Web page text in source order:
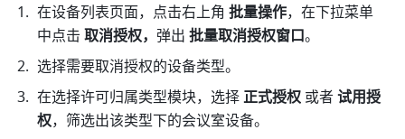
在设备列表页面，点击右上角 批量操作，在下拉菜单
中点击 取消授权， 弹出 批量取消授权窗口。
选择需要取消授权的设备类型。
在选择许可归属类型模块，选择 正式授权 或者 试用授
权，筛选出该类型下的会议室设备。